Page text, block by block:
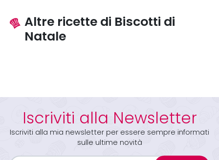
Altre ricette di Biscotti di
Natale
Iscriviti alla Newsletter
Iscriviti alla mia newsletter per essere sempre informati
sulle ultime novità